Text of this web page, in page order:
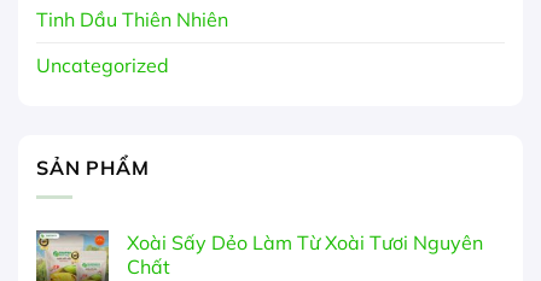
Tinh Dầu Thiên Nhiên
Uncategorized
SẢN PHẨM
Xoài Sấy Dẻo Làm Từ Xoài Tươi Nguyên
Chất